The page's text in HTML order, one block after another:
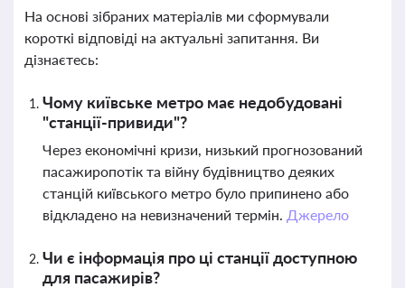
На основі зібраних матеріалів ми сформували
короткі відповіді на актуальні запитання. Ви
дізнаєтесь:
Чому київське метро має недобудовані
"станції-привиди"?
Через економічні кризи, низький прогнозований
пасажиропотік та війну будівництво деяких
станцій київського метро було припинено або
відкладено на невизначений термін. Джерело
Чи є інформація про ці станції доступною
для пасажирів?